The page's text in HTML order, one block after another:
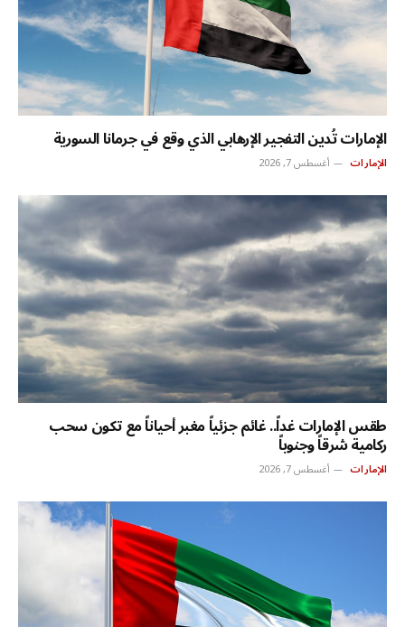
الإمارات تُدين التفجير الإرهابي الذي وقع في جرمانا السورية
الإمارات أغسطس 7, 2026
طقس الإمارات غداً.. غائم جزئياً مغبر أحياناً مع تكون سحب
ركامية شرقاً وجنوباً
الإمارات أغسطس 7, 2026